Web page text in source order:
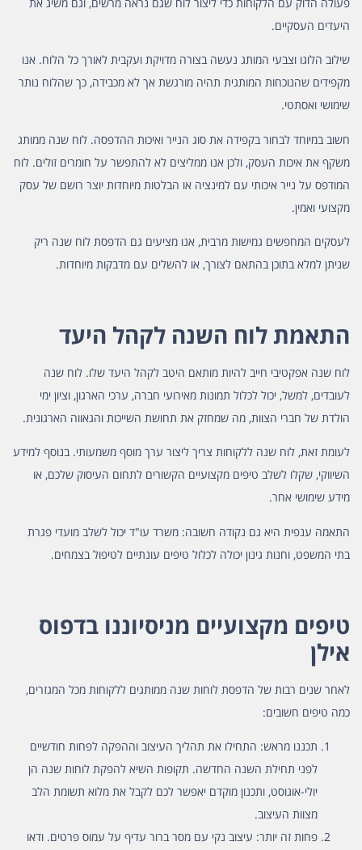
היעדים העסקיים.
שילוב הלוגו וצבעי המותג נעשה בצורה מדויקת ועקבית לאורך כל הלוח. אנו
מקפידים שהנוכחות המותגית תהיה מורגשת אך לא מכבידה, כך שהלוח נותר
שימושי ואסתטי.
חשוב במיוחד לבחור בקפידה את סוג הנייר ואיכות ההדפסה. לוח שנה ממותג
משקף את איכות העסק, ולכן אנו ממליצים לא להתפשר על חומרים זולים. לוח
המודפס על נייר איכותי עם למינציה או הבלטות מיוחדות יוצר רושם של עסק
מקצועי ואמין.
לעסקים המחפשים גמישות מרבית, אנו מציעים גם הדפסת לוח שנה ריק
שניתן למלא בתוכן בהתאם לצורך, או להשלים עם מדבקות מיוחדות.
התאמת לוח השנה לקהל היעד
לוח שנה אפקטיבי חייב להיות מותאם היטב לקהל היעד שלו. לוח שנה
לעובדים, למשל, יכול לכלול תמונות מאירועי חברה, ערכי הארגון, וציון ימי
הולדת של חברי הצוות, מה שמחזק את תחושת השייכות והגאווה הארגונית.
לעומת זאת, לוח שנה ללקוחות צריך ליצור ערך מוסף משמעותי. בנוסף למידע
השיווקי, שקלו לשלב טיפים מקצועיים הקשורים לתחום העיסוק שלכם, או
מידע שימושי אחר.
התאמה ענפית היא גם נקודה חשובה: משרד עו"ד יכול לשלב מועדי פגרת
בתי המשפט, וחנות גינון יכולה לכלול טיפים עונתיים לטיפול בצמחים.
טיפים מקצועיים מניסיוננו בדפוס
אילן
לאחר שנים רבות של הדפסת לוחות שנה ממותגים ללקוחות מכל המגזרים,
כמה טיפים חשובים:
תכננו מראש: התחילו את תהליך העיצוב וההפקה לפחות חודשיים
לפני תחילת השנה החדשה. תקופות השיא להפקת לוחות שנה הן
יולי-אוגוסט, ותכנון מוקדם יאפשר לכם לקבל את מלוא תשומת הלב
מצוות העיצוב.
פחות זה יותר: עיצוב נקי עם מסר ברור עדיף על עמוס פרטים. ודאו